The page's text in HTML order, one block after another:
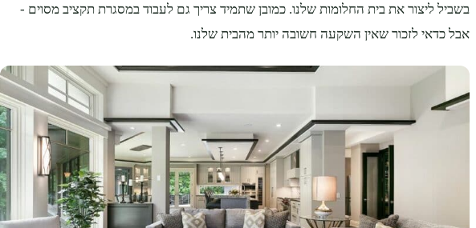
בשביל ליצור את בית החלומות שלנו. כמובן שתמיד צריך גם לעבוד במסגרת תקציב מסוים -
אבל כדאי לזכור שאין השקעה חשובה יותר מהבית שלנו.